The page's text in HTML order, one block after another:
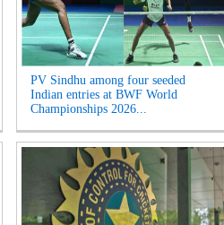
PV Sindhu among four seeded
Indian entries at BWF World
Championships 2026...